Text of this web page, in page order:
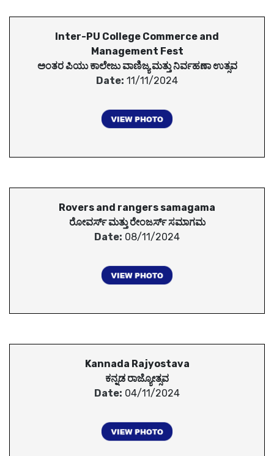
Inter-PU College Commerce and
Management Fest
ಅಂತರ ಪಿಯು ಕಾಲೇಜು ವಾಣಿಜ್ಯ ಮತ್ತು ನಿರ್ವಹಣಾ ಉತ್ಸವ
Date: 11/11/2024
Rovers and rangers samagama
ರೋವರ್ಸ್ ಮತ್ತು ರೇಂಜರ್ಸ್ ಸಮಾಗಮ
Date: 08/11/2024
Kannada Rajyostava
ಕನ್ನಡ ರಾಜ್ಯೋತ್ಸವ
Date: 04/11/2024